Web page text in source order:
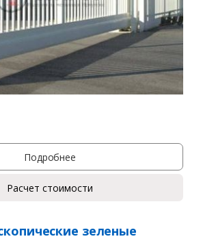
Заказать
Подробнее
Расчет стоимости
зеленые